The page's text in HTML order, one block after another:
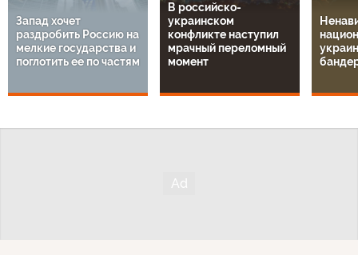
Запад хочет
раздробить Россию на
мелкие государства и
поглотить ее по частям
В российско-
украинском
конфликте наступил
мрачный переломный
момент